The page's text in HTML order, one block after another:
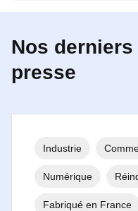
Nos
presse
Industrie
Numérique
Fabriqué en France